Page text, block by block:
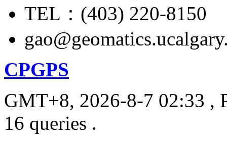
TEL：(403) 220-8150
CPGPS
GMT+8, 2026-8-7 02:33 ,
16 queries .